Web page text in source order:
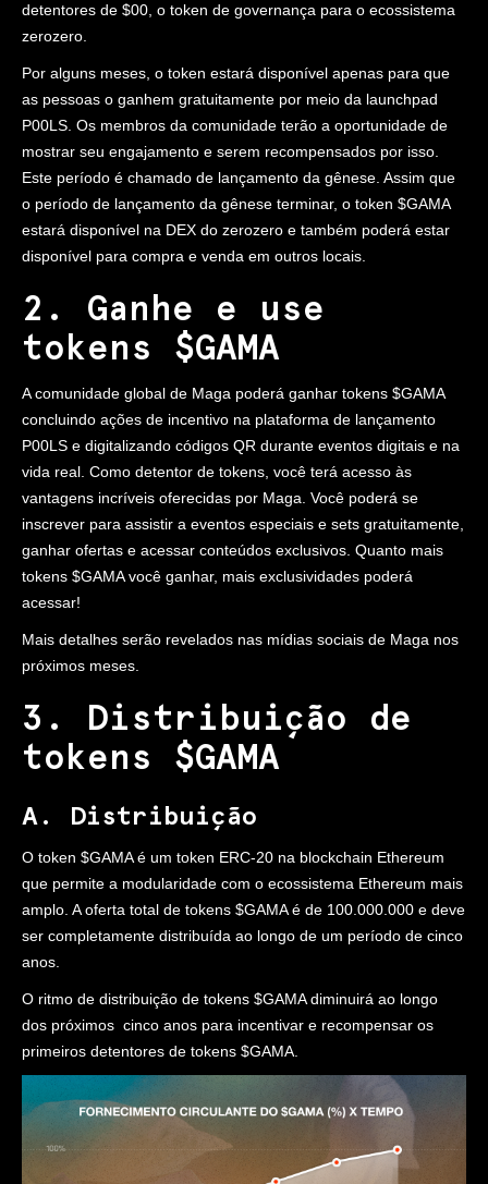
detentores de $00, o token de governança para o ecossistema
zerozero.
Por alguns meses, o token estará disponível apenas para que
as pessoas o ganhem gratuitamente por meio da launchpad
P00LS. Os membros da comunidade terão a oportunidade de
mostrar seu engajamento e serem recompensados por isso.
Este período é chamado de lançamento da gênese. Assim que
o período de lançamento da gênese terminar, o token $GAMA
estará disponível na DEX do zerozero e também poderá estar
disponível para compra e venda em outros locais.
2. Ganhe e use
tokens $GAMA
A comunidade global de Maga poderá ganhar tokens $GAMA
concluindo ações de incentivo na plataforma de lançamento
P00LS e digitalizando códigos QR durante eventos digitais e na
vida real. Como detentor de tokens, você terá acesso às
vantagens incríveis oferecidas por Maga. Você poderá se
inscrever para assistir a eventos especiais e sets gratuitamente,
ganhar ofertas e acessar conteúdos exclusivos. Quanto mais
tokens $GAMA você ganhar, mais exclusividades poderá
acessar!
Mais detalhes serão revelados nas mídias sociais de Maga nos
próximos meses.
3. Distribuição de
tokens $GAMA
A. Distribuição
O token $GAMA é um token ERC-20 na blockchain Ethereum
que permite a modularidade com o ecossistema Ethereum mais
amplo. A oferta total de tokens $GAMA é de 100.000.000 e deve
ser completamente distribuída ao longo de um período de cinco
anos.
O ritmo de distribuição de tokens $GAMA diminuirá ao longo
dos próximos cinco anos para incentivar e recompensar os
primeiros detentores de tokens $GAMA.